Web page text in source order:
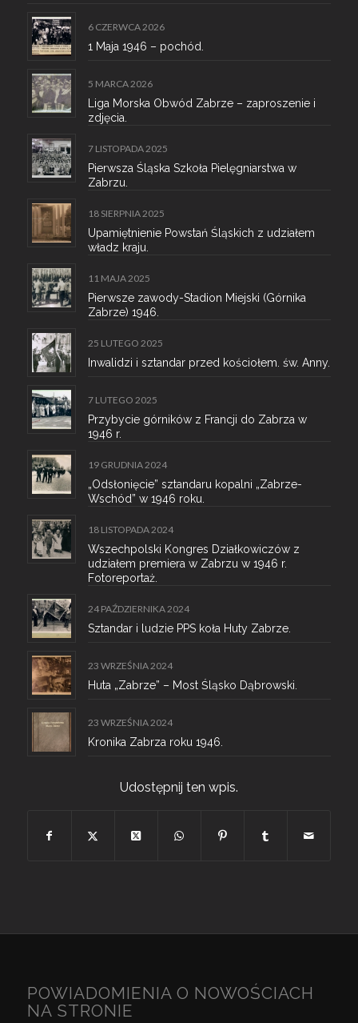
6 CZERWCA 2026
1 Maja 1946 – pochód.
5 MARCA 2026
Liga Morska Obwód Zabrze – zaproszenie i
zdjęcia.
7 LISTOPADA 2025
Pierwsza Śląska Szkoła Pielęgniarstwa w
Zabrzu.
18 SIERPNIA 2025
Upamiętnienie Powstań Śląskich z udziałem
władz kraju.
11 MAJA 2025
Pierwsze zawody-Stadion Miejski (Górnika
Zabrze) 1946.
25 LUTEGO 2025
Inwalidzi i sztandar przed kościołem. św. Anny.
7 LUTEGO 2025
Przybycie górników z Francji do Zabrza w
1946 r.
19 GRUDNIA 2024
„Odsłonięcie” sztandaru kopalni „Zabrze-
Wschód” w 1946 roku.
18 LISTOPADA 2024
Wszechpolski Kongres Działkowiczów z
udziałem premiera w Zabrzu w 1946 r.
Fotoreportaż.
24 PAŹDZIERNIKA 2024
Sztandar i ludzie PPS koła Huty Zabrze.
23 WRZEŚNIA 2024
Huta „Zabrze” – Most Śląsko Dąbrowski.
23 WRZEŚNIA 2024
Kronika Zabrza roku 1946.
Udostępnij ten wpis.
POWIADOMIENIA O NOWOŚCIACH
NA STRONIE